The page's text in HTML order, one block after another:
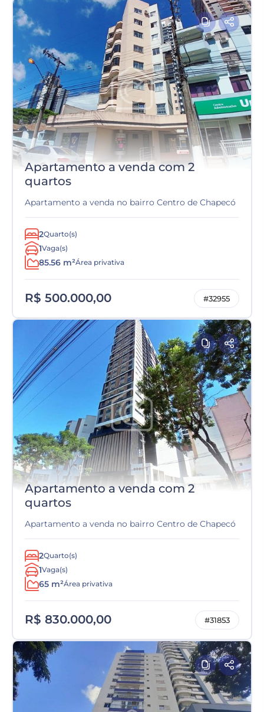
Apartamento a venda com 2
quartos
Apartamento a venda no bairro Centro de Chapecó
2Quarto(s)
1Vaga(s)
85.56 m²Área privativa
R$ 500.000,00 #32955
Apartamento a venda com 2
quartos
Apartamento a venda no bairro Centro de Chapecó
2Quarto(s)
1Vaga(s)
65 m²Área privativa
R$ 830.000,00 #31853